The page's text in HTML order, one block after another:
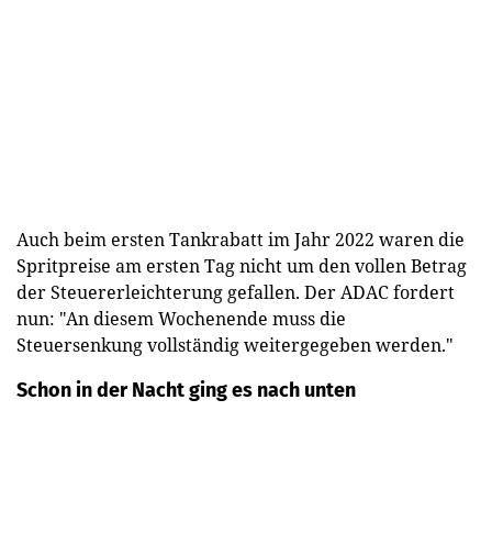
Auch beim ersten Tankrabatt im Jahr 2022 waren die
Spritpreise am ersten Tag nicht um den vollen Betrag
der Steuererleichterung gefallen. Der ADAC fordert
nun: "An diesem Wochenende muss die
Steuersenkung vollständig weitergegeben werden."
Schon in der Nacht ging es nach unten